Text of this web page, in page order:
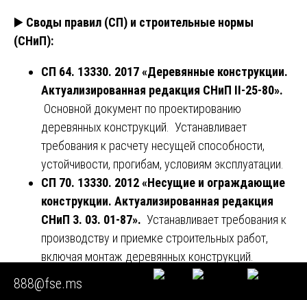
▶️ Своды правил (СП) и строительные нормы
(СНиП):
СП 64. 13330. 2017 «Деревянные конструкции.
Актуализированная редакция СНиП II-25-80».
Основной документ по проектированию
деревянных конструкций. Устанавливает
требования к расчету несущей способности,
устойчивости, прогибам, условиям эксплуатации.
СП 70. 13330. 2012 «Несущие и ограждающие
конструкции. Актуализированная редакция
СНиП 3. 03. 01-87». Устанавливает требования к
производству и приемке строительных работ,
включая монтаж деревянных конструкций.
Содержит допуски на отклонения.
888@fse.ms